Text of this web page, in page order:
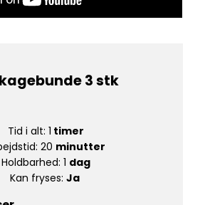
3 stk
Tid i alt: 1 timer
20 minutter
Holdbarhed: 1 dag
Kan fryses: Ja